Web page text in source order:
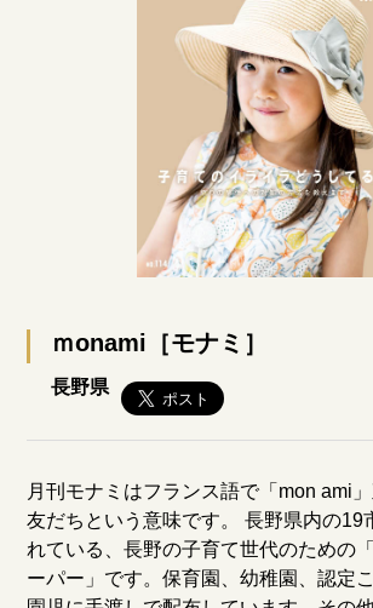
ｍonami［モナミ］
長野県
月刊モナミはフランス語で「mon ami
友だちという意味です。 長野県内の19
れている、長野の子育て世代のための
ーパー」です。保育園、幼稚園、認定